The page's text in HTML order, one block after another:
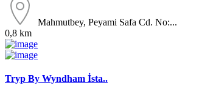
Mahmutbey, Peyami Safa Cd. No:...
0,8 km
Tryp By Wyndham İsta..